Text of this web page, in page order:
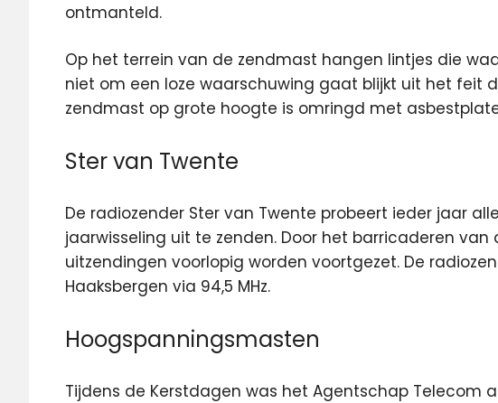
ontmanteld.
Op het terrein van de zendmast hangen lintjes die
niet om een loze waarschuwing gaat blijkt uit het feit
zendmast op grote hoogte is omringd met
Ster van Twente
De radiozender Ster van Twente probeert ieder jaar
jaarwisseling uit te zenden. Door het barricaderen
uitzendingen voorlopig worden voortgezet. De
Haaksbergen via 94,5 MHz.
Hoogspanningsmasten
Tijdens de Kerstdagen was het Agentschap Telecom